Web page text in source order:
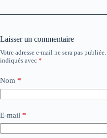
Laisser un commentaire
Votre adresse e-mail ne sera pas publiée.
indiqués avec *
Nom *
E-mail *